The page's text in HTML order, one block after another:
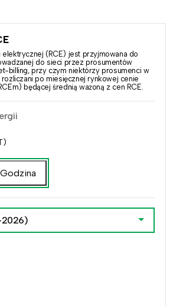
elektrycznej (RCE) jest przyjmowana do
do sieci przez prosumentów
billing, przy czym niektórzy prosumenci w
po miesięcznej rynkowej cenie
będącej średnią ważoną z cen RCE.
Godzina